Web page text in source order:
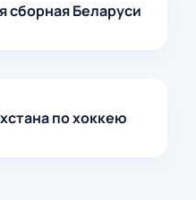
сборная Беларуси
по хоккею